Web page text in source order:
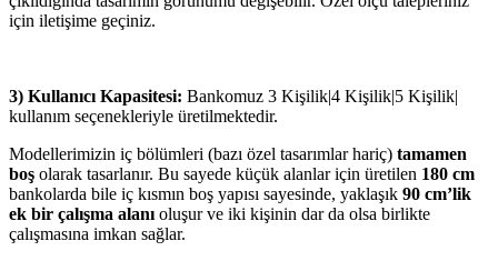
için iletişime geçiniz.
3) Kullanıcı Kapasitesi: Bankomuz 3 Kişilik|4 Kişilik|5 Kişilik|
kullanım seçenekleriyle üretilmektedir.
Modellerimizin iç bölümleri (bazı özel tasarımlar hariç) tamamen
boş olarak tasarlanır. Bu sayede küçük alanlar için üretilen 180 cm
bankolarda bile iç kısmın boş yapısı sayesinde, yaklaşık 90 cm’lik
ek bir çalışma alanı oluşur ve iki kişinin dar da olsa birlikte
çalışmasına imkan sağlar.